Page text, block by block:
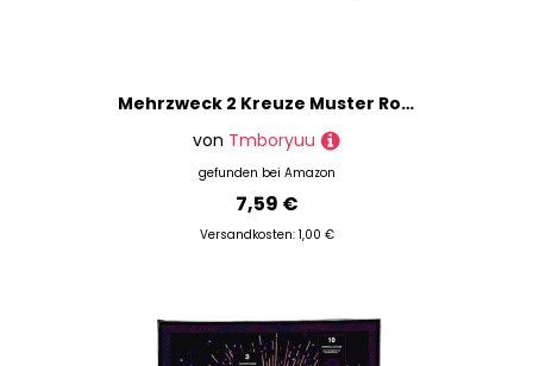
Mehrzweck 2 Kreuze Muster Robust Stahlmarken 3mm Zubehör Für Schmuckdesigner Und Enthusiasten Croses Foreded Stamps Stempel
von Tmboryuu
gefunden bei Amazon
7,59 €
Versandkosten: 1,00 €